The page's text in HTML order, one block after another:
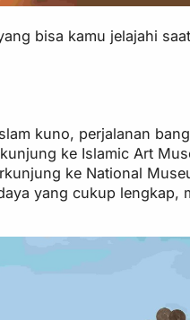
bisa kamu jelajahi
kuno, perjalanan
ke Islamic Art
ke National
yang cukup